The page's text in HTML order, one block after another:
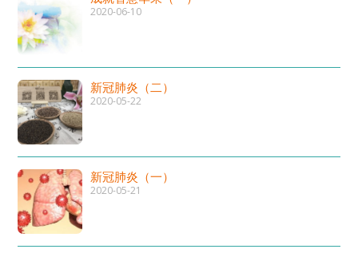
2020-06-10
新冠肺炎（二）
2020-05-22
新冠肺炎（一）
2020-05-21